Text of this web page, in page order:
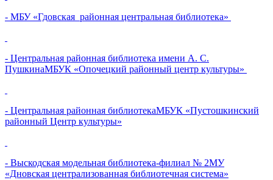
- МБУ «Гдовская районная центральная библиотека»
- Центральная районная библиотека имени А. С.
ПушкинаМБУК «Опочецкий районный центр культуры»
- Центральная районная библиотекаМБУК «Пустошкинский
районный Центр культуры»
- Выскодская модельная библиотека-филиал № 2МУ
«Дновская централизованная библиотечная система»